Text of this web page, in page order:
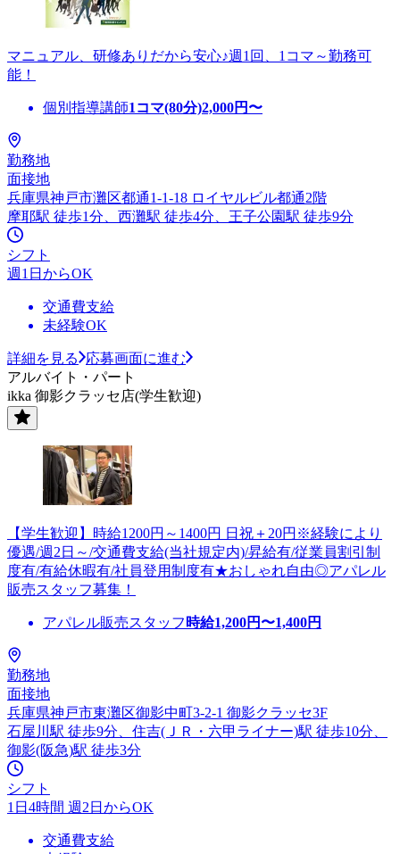
マニュアル、研修ありだから安心♪週1回、1コマ～勤務可
能！
個別指導講師1コマ(80分)2,000円〜
勤務地
面接地
兵庫県神戸市灘区都通1-1-18 ロイヤルビル都通2階
摩耶駅 徒歩1分、西灘駅 徒歩4分、王子公園駅 徒歩9分
シフト
週1日からOK
交通費支給
未経験OK
詳細を見る
応募画面に進む
アルバイト・パート
ikka 御影クラッセ店(学生歓迎)
【学生歓迎】時給1200円～1400円 日祝＋20円※経験により
優遇/週2日～/交通費支給(当社規定内)/昇給有/従業員割引制
度有/有給休暇有/社員登用制度有★おしゃれ自由◎アパレル
販売スタッフ募集！
アパレル販売スタッフ 時給1,200円〜1,400円
勤務地
面接地
兵庫県神戸市東灘区御影中町3-2-1 御影クラッセ3F
石屋川駅 徒歩9分、住吉(ＪＲ・六甲ライナー)駅 徒歩10分、
御影(阪急)駅 徒歩3分
シフト
1日4時間 週2日からOK
交通費支給